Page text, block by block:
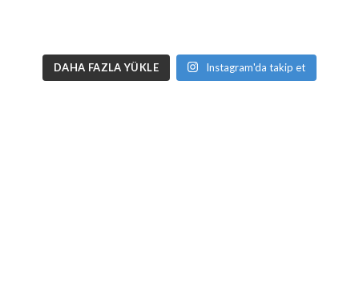
DAHA FAZLA YÜKLE Instagram'da takip et